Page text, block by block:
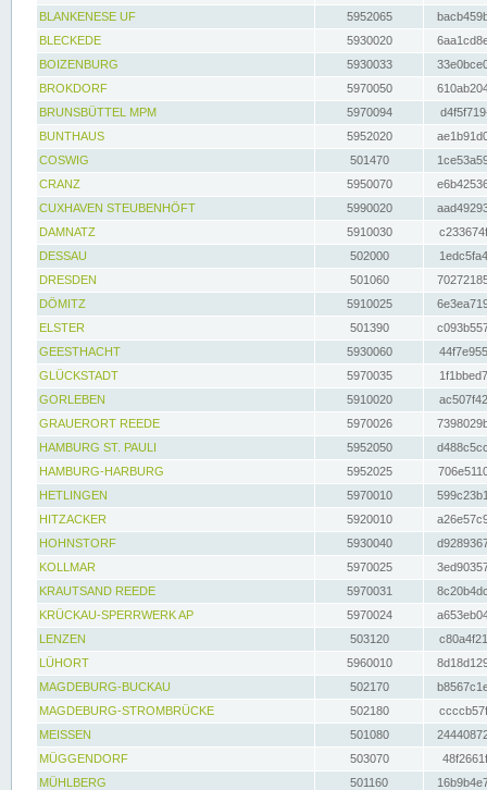
BLANKENESE UF
5952065
BLECKEDE
5930020
BOIZENBURG
5930033
BROKDORF
5970050
BRUNSBÜTTEL MPM
5970094
BUNTHAUS
5952020
COSWIG
501470
CRANZ
5950070
CUXHAVEN STEUBENHÖFT
5990020
DAMNATZ
5910030
DESSAU
502000
DRESDEN
501060
DÖMITZ
5910025
ELSTER
501390
GEESTHACHT
5930060
GLÜCKSTADT
5970035
GORLEBEN
5910020
GRAUERORT REEDE
5970026
HAMBURG ST. PAULI
5952050
HAMBURG-HARBURG
5952025
HETLINGEN
5970010
HITZACKER
5920010
HOHNSTORF
5930040
KOLLMAR
5970025
KRAUTSAND REEDE
5970031
KRÜCKAU-SPERRWERK AP
5970024
LENZEN
503120
LÜHORT
5960010
MAGDEBURG-BUCKAU
502170
MAGDEBURG-STROMBRÜCKE
502180
MEISSEN
501080
MÜGGENDORF
503070
MÜHLBERG
501160